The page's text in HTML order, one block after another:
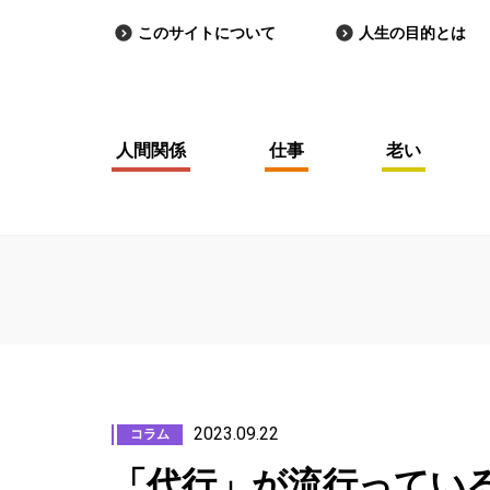
このサイトについて 人生の目的とは
人間関係 仕事 老い
コラム 2023.09.22